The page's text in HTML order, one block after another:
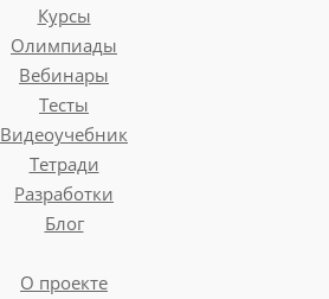
Курсы
Олимпиады
Вебинары
Тесты
Видеоучебник
Тетради
Разработки
Блог
О проекте